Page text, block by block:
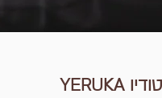
נעים מאוד, אני מירי אמויאל, אמא ל-4, נשואה ובעלת סטודיו YERUKA